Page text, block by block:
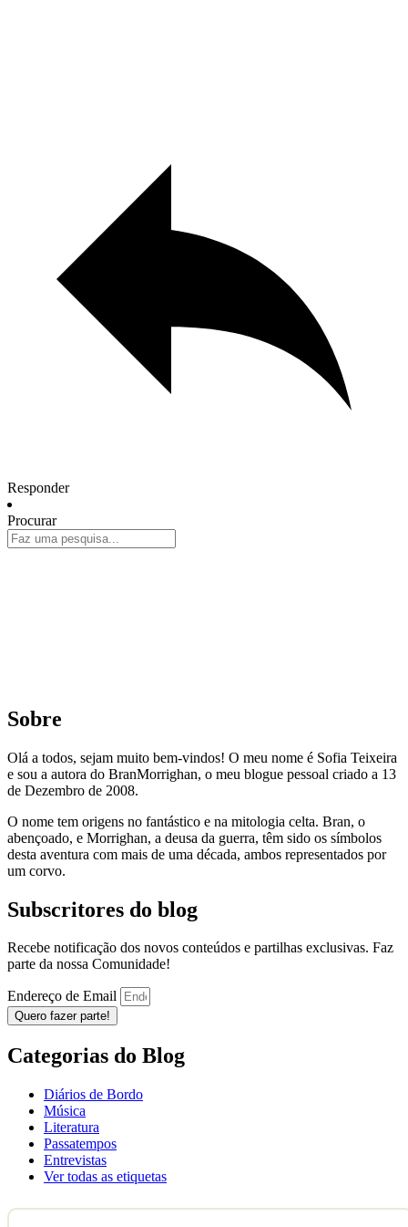
Responder
Procurar
Sobre
Olá a todos, sejam muito bem-vindos! O meu nome é Sofia Teixeira
e sou a autora do BranMorrighan, o meu blogue pessoal criado a 13
de Dezembro de 2008.
O nome tem origens no fantástico e na mitologia celta. Bran, o
abençoado, e Morrighan, a deusa da guerra, têm sido os símbolos
desta aventura com mais de uma década, ambos representados por
um corvo.
Subscritores do blog
Recebe notificação dos novos conteúdos e partilhas exclusivas. Faz
parte da nossa Comunidade!
Endereço de Email
Quero fazer parte!
Categorias do Blog
Diários de Bordo
Música
Literatura
Passatempos
Entrevistas
Ver todas as etiquetas